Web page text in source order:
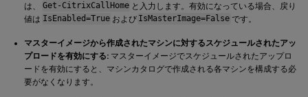
は、
Get-CitrixCallHome と入力します。有効になっている場合、戻り
値は IsEnabled=True および IsMasterImage=False です。
マスターイメージから作成されたマシンに対するスケジュールされたアッ
プロードを有効にする: マスターイメージでスケジュールされたアップロ
ードを有効にすると、マシンカタログで作成される各マシンを構成する必
要がなくなります。